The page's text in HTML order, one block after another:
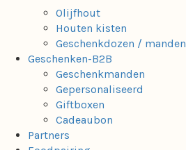
Olijfhout
Houten kisten
Geschenkdozen / manden
Geschenken-B2B
Geschenkmanden
Gepersonaliseerd
Giftboxen
Cadeaubon
Partners